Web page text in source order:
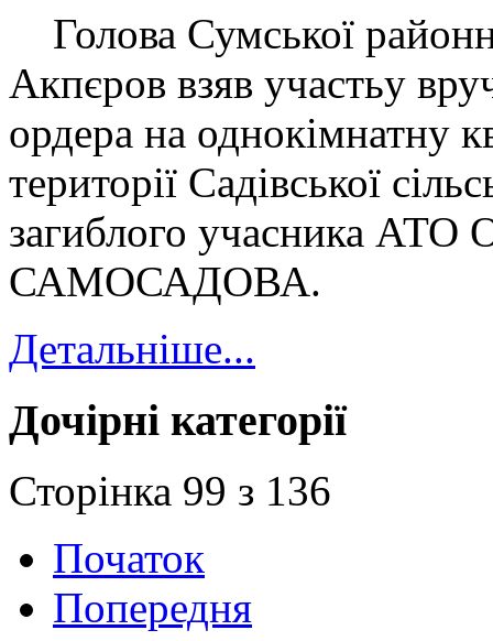
Голова Сумської
Акпєров взяв участьу
ордера на однокімнатну
території Садівської
загиблого учасника АТО
САМОСАДОВА.
Детальніше...
Дочірні категорії
Сторінка 99 з 136
Початок
Попередня